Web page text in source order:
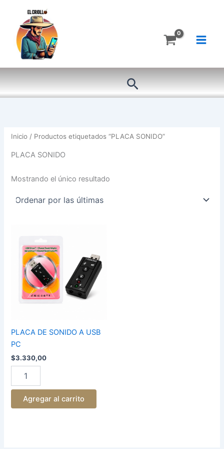
contenido
Buscar
Inicio / Productos etiquetados “PLACA SONIDO”
PLACA SONIDO
Mostrando el único resultado
PLACA DE SONIDO A USB
PC
$3.330,00
SONIDO
USB
cantidad
Agregar al carrito